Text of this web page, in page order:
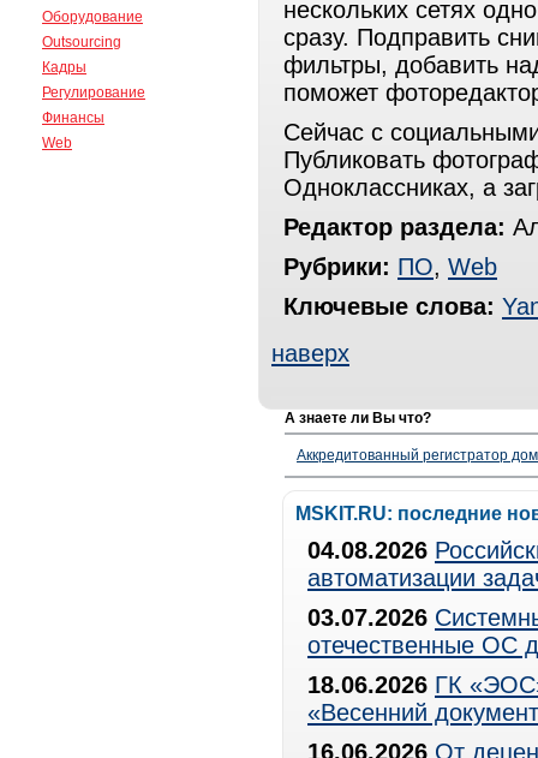
Оборудование
Outsourcing
Кадры
Регулирование
Финансы
Web
нескольких сетях
сразу. Подправить
фильтры, добавить
поможет
Сейчас с
Публиковать
Одноклассниках, а
Редактор раздела:
Рубрики: ПО, Web
Ключевые слова:
наверх
А знаете ли Вы что?
Аккредитованный регистратор
MSKIT.RU: последние
04.08.2026
автоматизации
03.07.2026
отечественные ОС
18.06.2026 ГК
«Весенний
16.06.2026 От